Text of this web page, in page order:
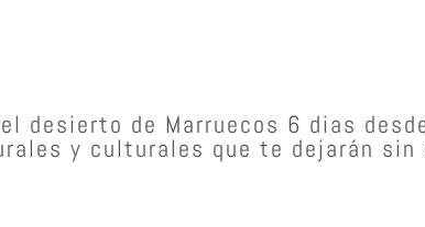
desierto de Marruecos 6 dias
y culturales que te dejarán sin